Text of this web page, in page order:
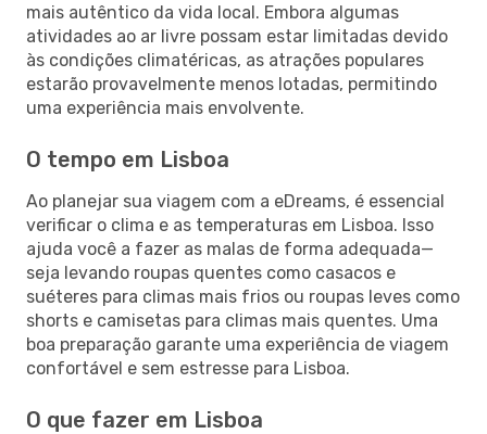
mais autêntico da vida local. Embora algumas
atividades ao ar livre possam estar limitadas devido
às condições climatéricas, as atrações populares
estarão provavelmente menos lotadas, permitindo
uma experiência mais envolvente.
O tempo em Lisboa
Ao planejar sua viagem com a eDreams, é essencial
verificar o clima e as temperaturas em Lisboa. Isso
ajuda você a fazer as malas de forma adequada—
seja levando roupas quentes como casacos e
suéteres para climas mais frios ou roupas leves como
shorts e camisetas para climas mais quentes. Uma
boa preparação garante uma experiência de viagem
confortável e sem estresse para Lisboa.
O que fazer em Lisboa